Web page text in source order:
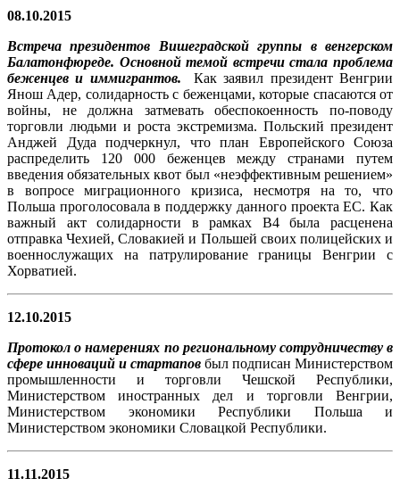
08.10.2015
Встреча президентов Вишеградской группы в венгерском
Балатонфюреде. Основной темой встречи стала проблема
беженцев и иммигрантов. Как заявил президент Венгрии
Янош Адер, солидарность с беженцами, которые спасаются от
войны, не должна затмевать обеспокоенность по-поводу
торговли людьми и роста экстремизма. Польский президент
Анджей Дуда подчеркнул, что план Европейского Союза
распределить 120 000 беженцев между странами путем
введения обязательных квот был «неэффективным решением»
в вопросе миграционного кризиса, несмотря на то, что
Польша проголосовала в поддержку данного проекта ЕС. Как
важный акт солидарности в рамках В4 была расценена
отправка Чехией, Словакией и Польшей своих полицейских и
военнослужащих на патрулирование границы Венгрии с
Хорватией.
12.10.2015
Протокол о намерениях по региональному сотрудничеству в
сфере инноваций и стартапов был подписан Министерством
промышленности и торговли Чешской Республики,
Министерством иностранных дел и торговли Венгрии,
Министерством экономики Республики Польша и
Министерством экономики Словацкой Республики.
11.11.2015